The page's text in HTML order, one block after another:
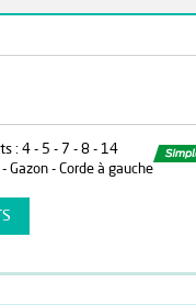
: 4 - 5 - 7 - 8 - 14
- Corde à gauche